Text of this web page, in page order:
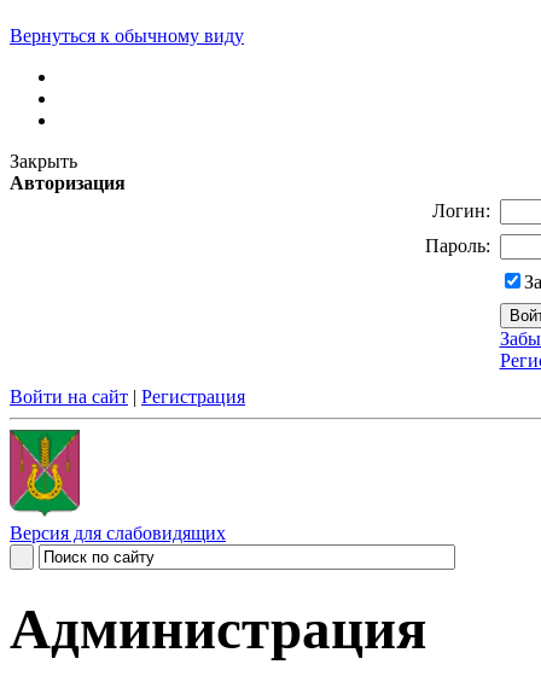
Вернуться к обычному виду
Закрыть
Авторизация
Логин:
Пароль:
Войти на сайт | Регистрация
Версия для слабовидящих
Администрация